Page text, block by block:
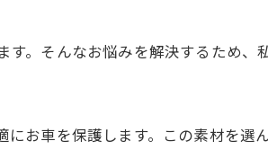
。そんなお悩みを解決するため、
お車を保護します。この素材を選